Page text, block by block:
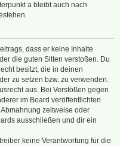
a bleibt auch nach
dass er keine Inhalte
die guten Sitten verstoßen. Du
besitzt, die in deinen
zu setzen bzw. zu verwenden.
aus. Bei Verstößen gegen
im Board veröffentlichten
zeitweise oder
ausschließen und dir ein
keine Verantwortung für die